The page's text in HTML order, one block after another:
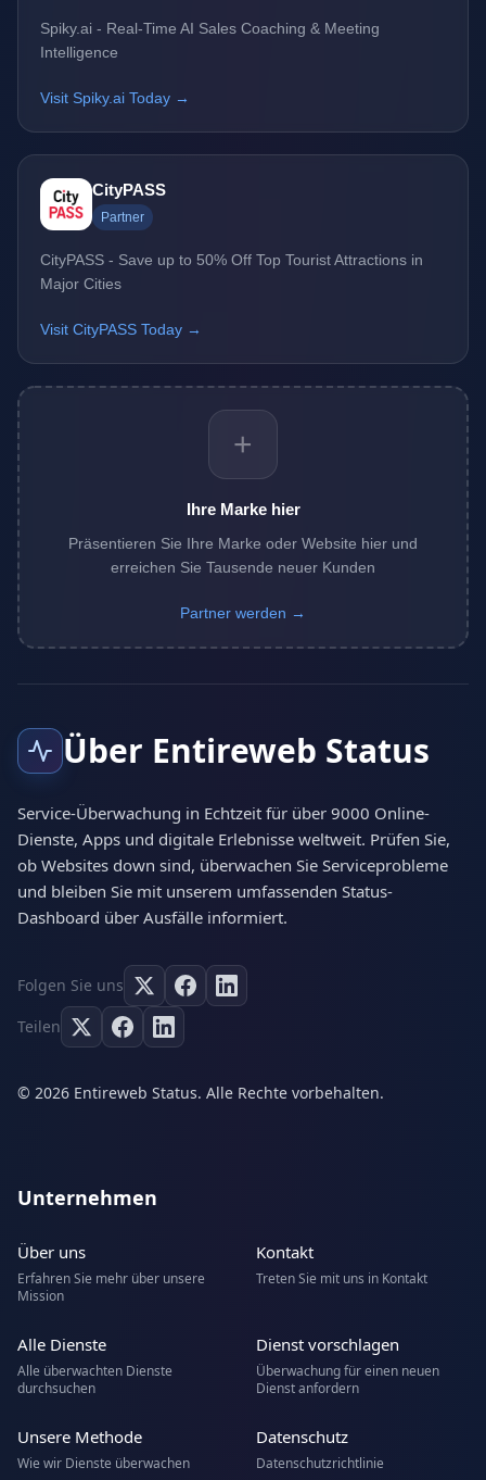
Spiky.ai - Real-Time AI Sales Coaching & Meeting
Intelligence
Visit Spiky.ai Today →
CityPASS
Partner
CityPASS - Save up to 50% Off Top Tourist Attractions in
Major Cities
Visit CityPASS Today →
+
Ihre Marke hier
Präsentieren Sie Ihre Marke oder Website hier und
erreichen Sie Tausende neuer Kunden
Partner werden →
Über Entireweb Status
Service-Überwachung in Echtzeit für über 9000 Online-
Dienste, Apps und digitale Erlebnisse weltweit. Prüfen Sie,
ob Websites down sind, überwachen Sie Serviceprobleme
und bleiben Sie mit unserem umfassenden Status-
Dashboard über Ausfälle informiert.
Folgen Sie uns
Teilen
© 2026 Entireweb Status. Alle Rechte vorbehalten.
Unternehmen
Über uns
Erfahren Sie mehr über unsere
Mission
Kontakt
Treten Sie mit uns in Kontakt
Alle Dienste
Alle überwachten Dienste
durchsuchen
Dienst vorschlagen
Überwachung für einen neuen
Dienst anfordern
Unsere Methode
Wie wir Dienste überwachen
Datenschutz
Datenschutzrichtlinie